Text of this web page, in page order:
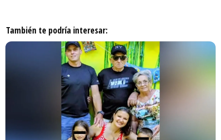
También te podría interesar: